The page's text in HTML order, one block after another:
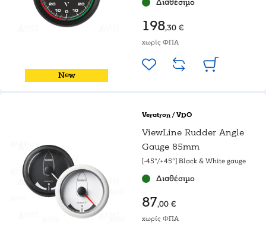
New
Διαθέσιμο
198,30 €
χωρίς ΦΠΑ
Veratron / VDO
ViewLine Rudder Angle
Gauge 85mm
[-45°/+45°] Black & White gauge
Διαθέσιμο
87,00 €
χωρίς ΦΠΑ